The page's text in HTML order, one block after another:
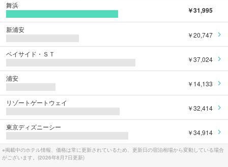
舞浜
￥31,995
新浦安
￥20,747
ベイサイド・ＳＴ
￥37,024
浦安
￥14,133
リゾートゲートウェイ
￥32,414
東京ディズニーシー
￥34,914
※掲載中のホテル情報、価格は常に更新されているため、更新日の宿泊相場から変動している場合
がございます。(2026年8月7日更新)